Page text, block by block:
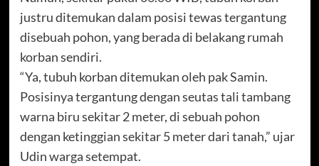
justru ditemukan dalam posisi tewas tergantung
disebuah pohon, yang berada di belakang rumah
korban sendiri.
“Ya, tubuh korban ditemukan oleh pak Samin.
Posisinya tergantung dengan seutas tali tambang
warna biru sekitar 2 meter, di sebuah pohon
dengan ketinggian sekitar 5 meter dari tanah,” ujar
Udin warga setempat.